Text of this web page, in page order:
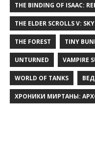
THE BINDING OF ISAAC:
THE ELDER SCROLLS V:
THE FOREST TINY
UNTURNED VAMPIRE
WORLD OF TANKS
ХРОНИКИ МИРТАНЫ: